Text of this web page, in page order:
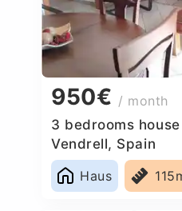
950€ / month
3 bedrooms
Vendrell, Spain
Haus